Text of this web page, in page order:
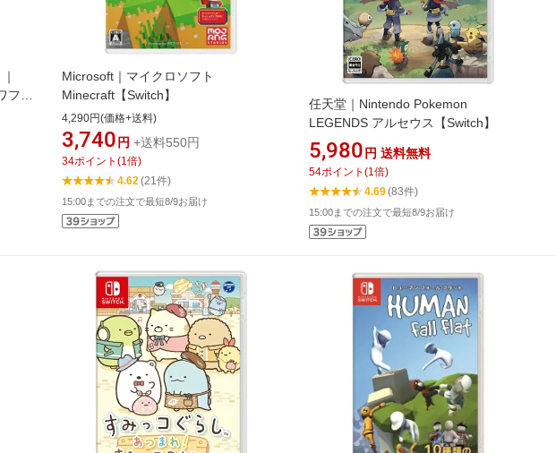
ル
Microsoft｜マイクロソフト
Minecraft【Switch】
4,290円(価格+送料)
3,740 円 +送料550円
34ポイント (1 倍)
4.62 (21件)
15:00までの注文で最短8/9お届け
任天堂｜Nintendo Pokemon
LEGENDS アルセウス【Switch】
5,980 円 送料無料
54ポイント (1 倍)
4.69(83件)
15:00までの注文で最短8/9お届け